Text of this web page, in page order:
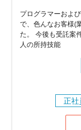
プログラマーおよ
で、色んなお客様(
た。 今後も受託案
人の所持技能
正社